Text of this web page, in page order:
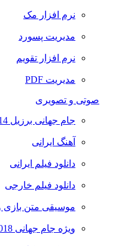
نرم افزار مک
مدیریت پسورد
نرم افزار تقویم
مدیریت PDF
صوتی و تصویری
جام جهانی برزیل 2014
آهنگ ایرانی
دانلود فیلم ایرانی
دانلود فیلم خارجی
موسیقی متن بازی و
ویژه جام جهانی 2018 روسیه